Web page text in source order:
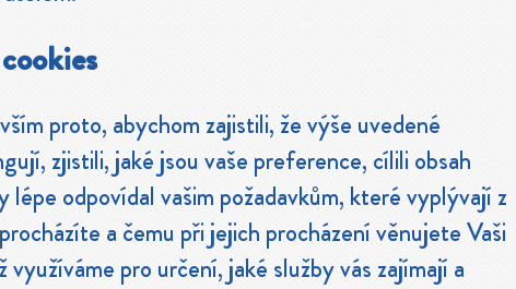
proto, abychom zajistili, že výše uvedené
zjistili, jaké jsou vaše preference, cílili obsah
lépe odpovídal vašim požadavkům, které vyplývají z
a čemu při jejich procházení věnujete Vaši
pro určení, jaké služby vás zajímají a